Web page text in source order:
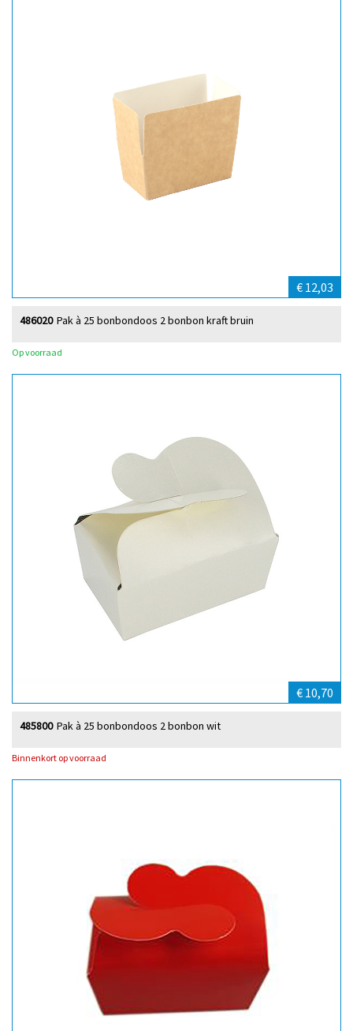
€ 12,03
Pak à 25 bonbondoos 2 bonbon kraft bruin
486020
Op voorraad
€ 10,70
Pak à 25 bonbondoos 2 bonbon wit
485800
Binnenkort op voorraad